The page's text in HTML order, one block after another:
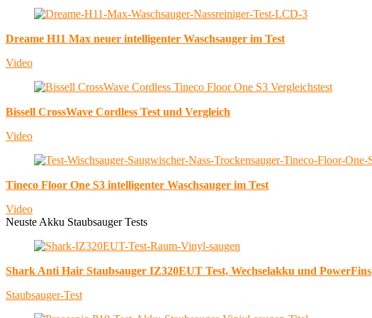
Dreame H11 Max neuer intelligenter Waschsauger im Test
Video
Bissell CrossWave Cordless Test und Vergleich
Video
Tineco Floor One S3 intelligenter Waschsauger im Test
Video
Neuste Akku Staubsauger Tests
Shark Anti Hair Staubsauger IZ320EUT Test, Wechselakku und PowerFins
Staubsauger-Test